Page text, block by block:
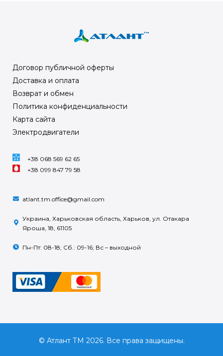
Договор публичной оферты
Доставка и оплата
Возврат и обмен
Политика конфиденциальности
Карта сайта
Электродвигатели
+38 068 569 62 65
+38 099 847 79 58
atlant.tm.office@gmail.com
Украина, Харьковская область, Харьков, ул. Отакара
Яроша, 18, 61105
Пн-Пт: 08-18; Сб.: 09-16; Вс – выходной
© Атлант ТМ 2026. Все права защищены.